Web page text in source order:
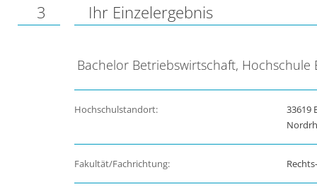
3 Ihr Einzelergebnis
Bachelor Betriebswirtschaft, Hochschule
Hochschulstandort:
33619
Fakultät/Fachrichtung: